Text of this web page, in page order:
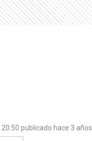
publicado hace 3 años